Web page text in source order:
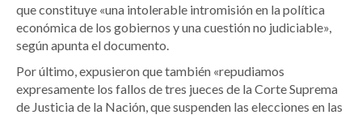
que constituye «una intolerable intromisión en la política
económica de los gobiernos y una cuestión no judiciable»,
según apunta el documento.
Por último, expusieron que también «repudiamos
expresamente los fallos de tres jueces de la Corte Suprema
de Justicia de la Nación, que suspenden las elecciones en las